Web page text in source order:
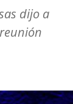
dijo a